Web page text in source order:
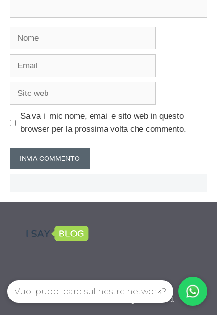
Nome
Email
Sito
Salva il mio nome, email e sito web in questo
browser per la prossima volta che commento.
CalcioPro.com © 2026. All right reserverd.
Vuoi pubblicare sul nostro network?